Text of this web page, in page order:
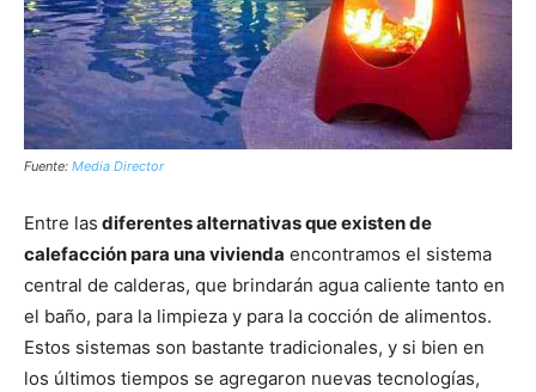
Fuente: Media Director
Entre las diferentes alternativas que existen de
calefacción para una vivienda encontramos el sistema
central de calderas, que brindarán agua caliente tanto en
el baño, para la limpieza y para la cocción de alimentos.
Estos sistemas son bastante tradicionales, y si bien en
los últimos tiempos se agregaron nuevas tecnologías,